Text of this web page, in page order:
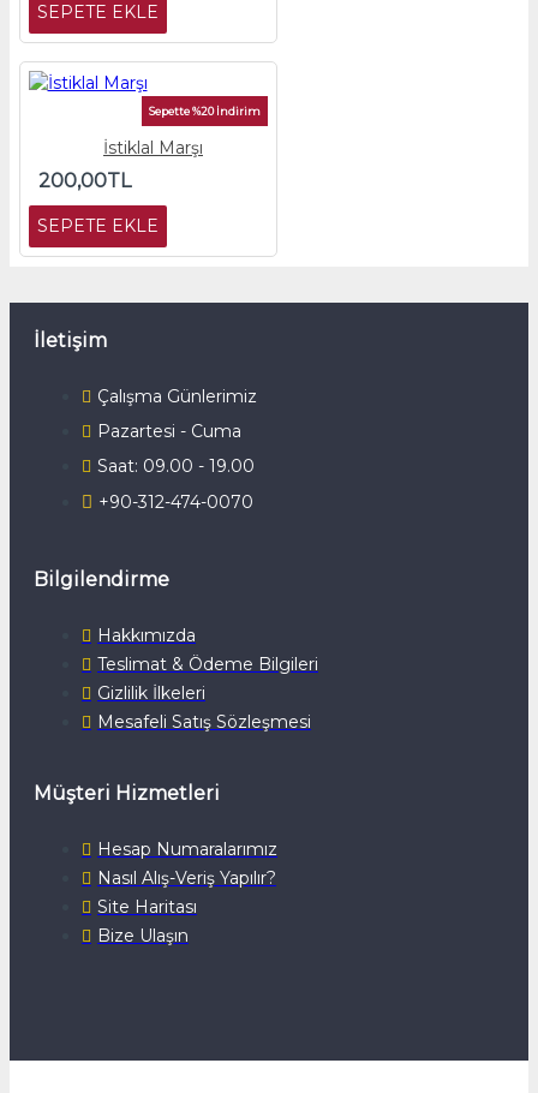
SEPETE EKLE
Sepette %20 İndirim
İstiklal Marşı
200,00TL
SEPETE EKLE
İletişim
Çalışma Günlerimiz
Pazartesi - Cuma
Saat: 09.00 - 19.00
+90-312-474-0070
Bilgilendirme
Hakkımızda
Teslimat & Ödeme Bilgileri
Gizlilik İlkeleri
Mesafeli Satış Sözleşmesi
Müşteri Hizmetleri
Hesap Numaralarımız
Nasıl Alış-Veriş Yapılır?
Site Haritası
Bize Ulaşın